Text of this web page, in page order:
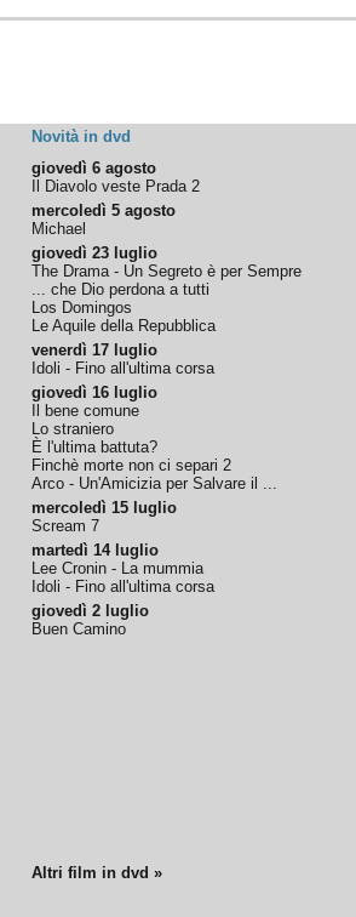
Novità in dvd
giovedì 6 agosto
Il Diavolo veste Prada 2
mercoledì 5 agosto
Michael
giovedì 23 luglio
The Drama - Un Segreto è per Sempre
... che Dio perdona a tutti
Los Domingos
Le Aquile della Repubblica
venerdì 17 luglio
Idoli - Fino all'ultima corsa
giovedì 16 luglio
Il bene comune
Lo straniero
È l'ultima battuta?
Finchè morte non ci separi 2
Arco - Un'Amicizia per Salvare il ...
mercoledì 15 luglio
Scream 7
martedì 14 luglio
Lee Cronin - La mummia
Idoli - Fino all'ultima corsa
giovedì 2 luglio
Buen Camino
Altri film in dvd »